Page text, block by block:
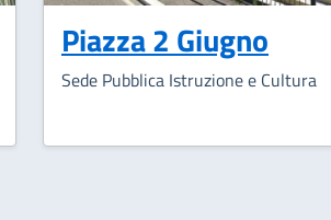
Piazza 2 Giugno
Sede Pubblica Istruzione e Cultura